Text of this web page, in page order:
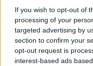
If you wish to opt-out of
processing of your
targeted advertising by
section to confirm your
opt-out request is
interest-based ads
μέσω του ΕΣΠΑ που
εγγεγραμμένες και
καλούμε τους
οριστική υποβολή
δέουσα προσοχή ».